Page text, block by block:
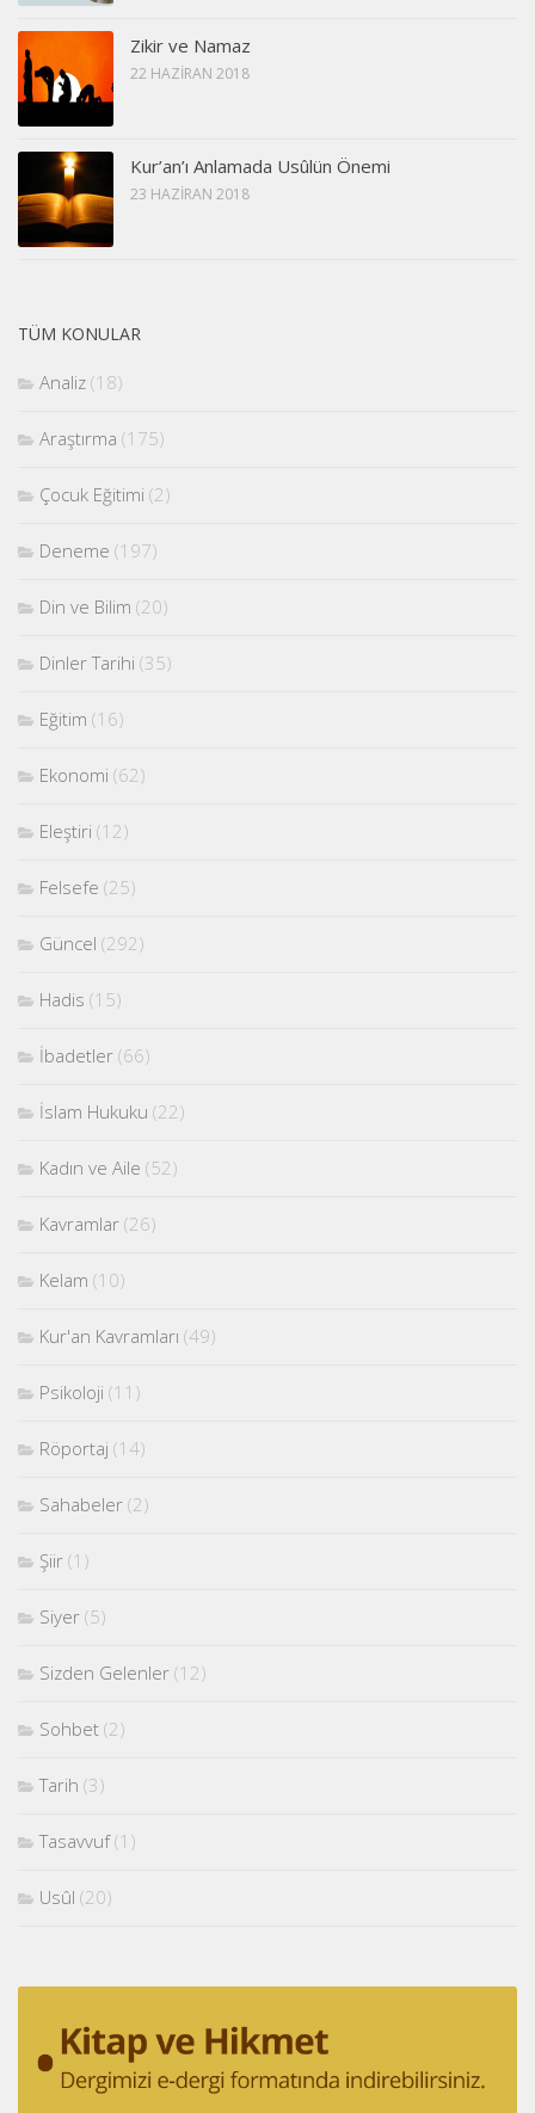
Zikir ve Namaz
22 HAZIRAN 2018
Kur’an’ı Anlamada Usûlün Önemi
23 HAZIRAN 2018
TÜM KONULAR
Analiz (18)
Araştırma (175)
Çocuk Eğitimi (2)
Deneme (197)
Din ve Bilim (20)
Dinler Tarihi (35)
Eğitim (16)
Ekonomi (62)
Eleştiri (12)
Felsefe (25)
Güncel (292)
Hadis (15)
İbadetler (66)
İslam Hukuku (22)
Kadın ve Aile (52)
Kavramlar (26)
Kelam (10)
Kur'an Kavramları (49)
Psikoloji (11)
Röportaj (14)
Sahabeler (2)
Şiir (1)
Siyer (5)
Sizden Gelenler (12)
Sohbet (2)
Tarih (3)
Tasavvuf(1)
Usûl (20)